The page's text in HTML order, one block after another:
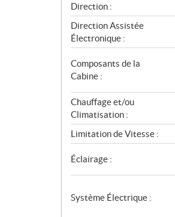
Direction :
Direction Assistée
Électronique :
Composants de la
Cabine :
Chauffage et/ou
Climatisation :
Limitation de Vitesse :
Éclairage :
Système Électrique :